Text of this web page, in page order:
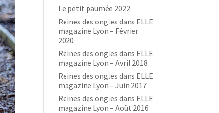
Le petit paumée 2022
Reines des ongles dans ELLE
magazine Lyon – Février
2020
Reines des ongles dans ELLE
magazine Lyon – Avril 2018
Reines des ongles dans ELLE
magazine Lyon – Juin 2017
Reines des ongles dans ELLE
magazine Lyon – Août 2016